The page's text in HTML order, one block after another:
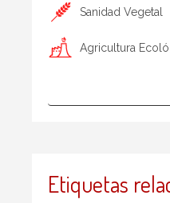
Sanidad Vegetal
Agricultura
Etiquetas